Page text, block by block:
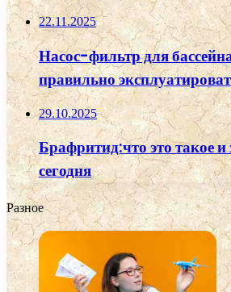
22.11.2025
Насос-фильтр для
правильно
29.10.2025
Брафритид:что это такое
сегодня
Разное